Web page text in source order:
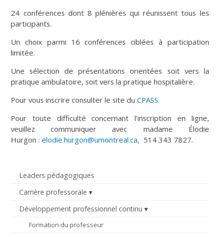
Leaders pédagogiques
Carrière professorale
Développement professionnel continu
Formation du professeur
24 conférences dont 8 plénières qui réunissent tous les
participants.
Un choix parmi 16 conférences ciblées à participation
limitée.
Une sélection de présentations orientées soit vers la
pratique ambulatoire, soit vers la pratique hospitalière.
Pour vous inscrire consulter le site duCPASS.
Pour toute difficulté concernant l’inscription en ligne,
veuillez communiquer avec madame Élodie
Hurgon :elodie.hurgon@umontreal.ca, 514 343 7827.